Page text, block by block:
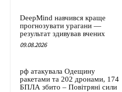
DeepMind навчився краще
прогнозувати урагани —
результат здивував вчених
09.08.2026
рф атакувала Одещину
ракетами та 202 дронами, 174
БПЛА збито – Повітряні сили